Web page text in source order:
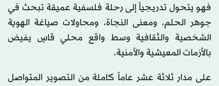
فهو يتحول تدريجياً إلى رحلة فلسفية عميقة تبحث في
جوهر الحلم، ومعنى النجاة، ومحاولات صياغة الهوية
الشخصية والثقافية وسط واقع محلي قاسٍ يفيض
بالأزمات المعيشية والأمنية.
على مدار ثلاثة عشر عاماً كاملة من التصوير المتواصل